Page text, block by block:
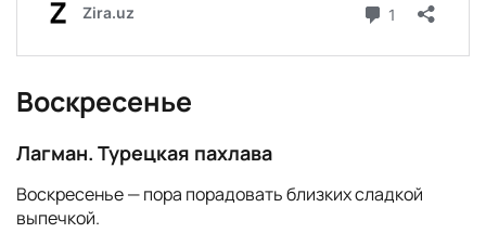
Воскресенье
Лагман. Турецкая пахлава
Воскресенье — пора порадовать близких сладкой
выпечкой.